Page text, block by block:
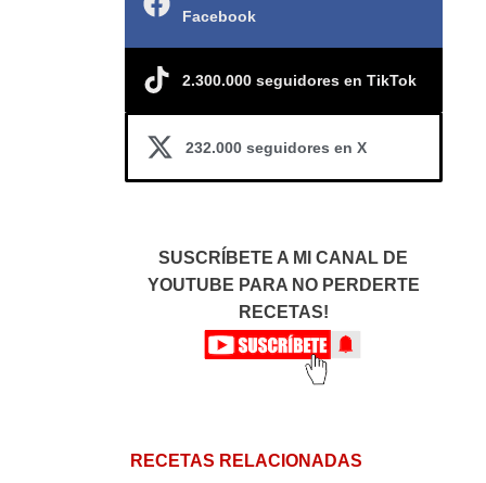
Facebook
2.300.000 seguidores en TikTok
232.000 seguidores en X
SUSCRÍBETE A MI CANAL DE
YOUTUBE PARA NO PERDERTE
RECETAS!
RECETAS RELACIONADAS